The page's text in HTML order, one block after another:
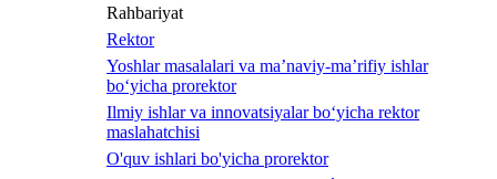
Rahbariyat
Rektor
Yoshlar masalalari va ma’naviy-ma’rifiy ishlar
bo‘yicha prorektor
Ilmiy ishlar va innovatsiyalar bo‘yicha rektor
maslahatchisi
O'quv ishlari bo'yicha prorektor